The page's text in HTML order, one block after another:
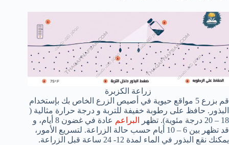
زراعة الكزبرة
قم بزرع 5 مواقع حيوية في أصيص الزرع الخاص بك بإستخدام
البذور. حافظ على رطوبة خفيفة للتربة و درجة حرارة مثالية (
18 – 20 درجة مئوية). تظهر
البراعم
عادة في غضون 8 أيام، و
قد تظهر بين 6 – 10 أيام حسب حالة الزراعة. لتسريع الأمور،
يمكنك نقع البذور في الماء لمدة 12- 24 ساعة قبل الزراعة.